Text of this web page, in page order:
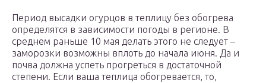
Период высадки огурцов в теплицу без обогрева
определятся в зависимости погоды в регионе. В
среднем раньше 10 мая делать этого не следует –
заморозки возможны вплоть до начала июня. Да и
почва должна успеть прогреться в достаточной
степени. Если ваша теплица обогревается, то,